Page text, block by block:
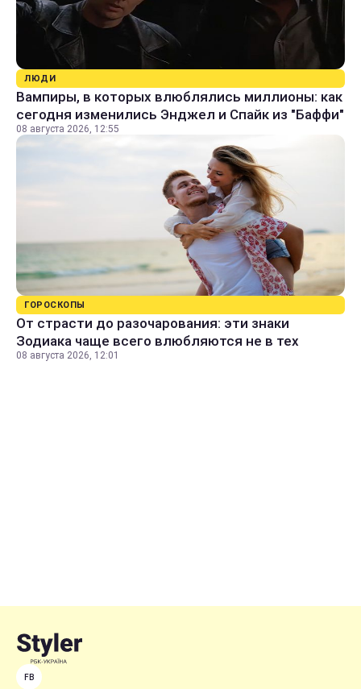
ЛЮДИ
Вампиры, в которых влюблялись миллионы: как
сегодня изменились Энджел и Спайк из "Баффи"
08 августа 2026, 12:55
ГОРОСКОПЫ
От страсти до разочарования: эти знаки
Зодиака чаще всего влюбляются не в тех
08 августа 2026, 12:01
FB